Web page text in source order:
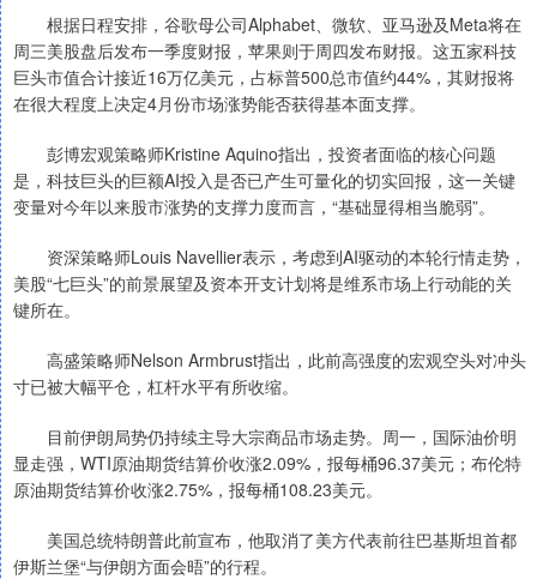
根据日程安排，谷歌母公司Alphabet、微软、亚马逊及Meta将在
周三美股盘后发布一季度财报，苹果则于周四发布财报。这五家科技
巨头市值合计接近16万亿美元，占标普500总市值约44%，其财报将
在很大程度上决定4月份市场涨势能否获得基本面支撑。
彭博宏观策略师Kristine Aquino指出，投资者面临的核心问题
是，科技巨头的巨额AI投入是否已产生可量化的切实回报，这一关键
变量对今年以来股市涨势的支撑力度而言，“基础显得相当脆弱”。
资深策略师Louis Navellier表示，考虑到AI驱动的本轮行情走势，
美股“七巨头”的前景展望及资本开支计划将是维系市场上行动能的关
键所在。
高盛策略师Nelson Armbrust指出，此前高强度的宏观空头对冲头
寸已被大幅平仓，杠杆水平有所收缩。
目前伊朗局势仍持续主导大宗商品市场走势。周一，国际油价明
显走强，WTI原油期货结算价收涨2.09%，报每桶96.37美元；布伦特
原油期货结算价收涨2.75%，报每桶108.23美元。
美国总统特朗普此前宣布，他取消了美方代表前往巴基斯坦首都
伊斯兰堡“与伊朗方面会晤”的行程。